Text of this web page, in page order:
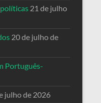
21 de julho
20 de julho de
Português-
julho de 2026